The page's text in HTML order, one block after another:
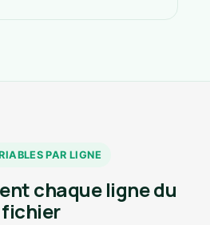
PAR LIGNE
chaque ligne du
fichier